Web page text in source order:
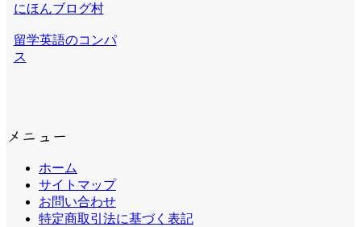
にほんブログ村
留学英語のコンパ
ス
メニュー
ホーム
サイトマップ
お問い合わせ
特定商取引法に基づく表記